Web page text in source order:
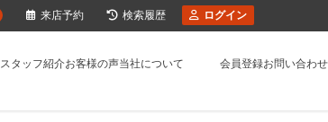
スタッフ紹介お客様の声当社について 会員登録お問い合わせ
来店予約 検索履歴 ログイン